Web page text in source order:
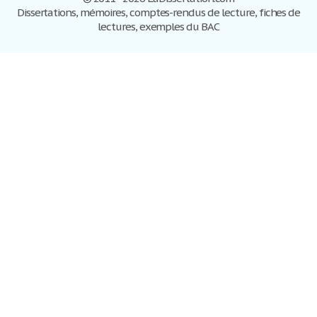
Dissertations, mémoires, comptes-rendus de lecture, fiches de
lectures, exemples du BAC